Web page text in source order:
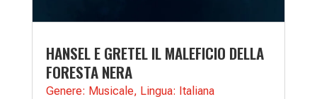
HANSEL E GRETEL IL MALEFICIO DELLA
FORESTA NERA
Genere: Musicale, Lingua: Italiana